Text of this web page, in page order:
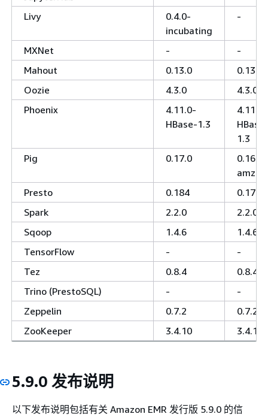
Livy
0.4.0-
incubating
-
MXNet -
-
Mahout
0.13.0
0.13.0
Oozie
4.3.0
4.3.0
Phoenix
4.11.0-
HBase-1.3
4.11.0-
HBase-
1.3
Pig
0.17.0
0.16.0-
amzn-
Presto
0.184
0.170
Spark
2.2.0
2.2.0
Sqoop
1.4.6
1.4.6
TensorFlow
-
-
Tez
0.8.4
0.8.4
Trino (PrestoSQL)
-
-
Zeppelin
0.7.2
0.7.2
ZooKeeper
3.4.10 3.4.10
5.9.0 发布说明
以下发布说明包括有关 Amazon EMR 发行版 5.9.0 的信